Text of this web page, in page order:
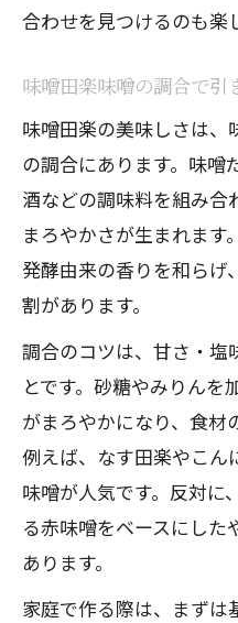
合わせを見つけるのも楽
味噌田楽味噌の調合で引
味噌田楽の美味しさは、
の調合にあります。味噌
酒などの調味料を組み合
まろやかさが生まれます
発酵由来の香りを和らげ
割があります。
調合のコツは、甘さ・塩
とです。砂糖やみりんを
がまろやかになり、食材
例えば、なす田楽やこん
味噌が人気です。反対に
る赤味噌をベースにし
あります。
家庭で作る際は、まずは